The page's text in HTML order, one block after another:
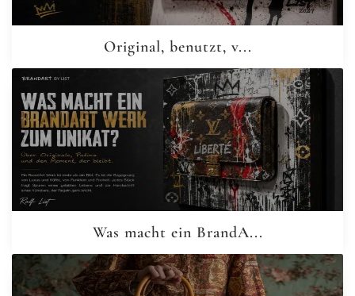
Original, benutzt, v...
Was macht ein BrandA...